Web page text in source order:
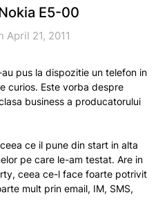
E5-00
April 21, 2011
au pus la dispozitie un telefon in
curios. Este vorba despre
business a producatorului
ce il pune din start in alta
pe care le-am testat. Are in
ceea ce-l face foarte potrivit
mult prin email, IM, SMS,